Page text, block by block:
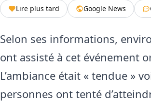
Lire plus tard Google News
Selon ses informations,
ont assisté à cet événement
L’ambiance était « tendue »
personnes ont tenté